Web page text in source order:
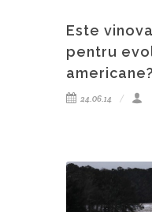
Este
pentru
americane?
24.06.14